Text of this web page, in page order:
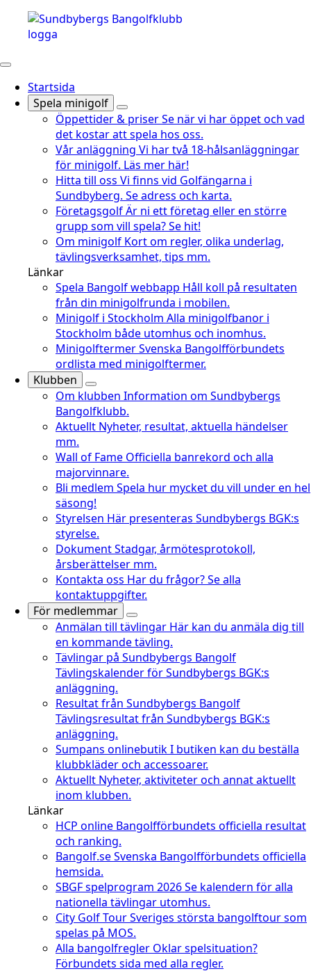
Startsida
Spela minigolf
Öppettider & priserSe när vi har öppet och vad
det kostar att spela hos oss.
Vår anläggning Vi har två 18-hålsanläggningar
för minigolf. Läs mer här!
Hitta till oss Vi finns vid Golfängarna i
Sundbyberg. Se adress och karta.
FöretagsgolfÄr ni ett företag eller en större
grupp som vill spela? Se hit!
Om minigolf Kort om regler, olika underlag,
tävlingsverksamhet, tips mm.
Länkar
Spela Bangolf webbapp Håll koll på resultaten
från din minigolfrunda i mobilen.
Minigolf i Stockholm Alla minigolfbanor i
Stockholm både utomhus och inomhus.
MinigolftermerSvenska Bangolfförbundets
ordlista med minigolftermer.
Klubben
Om klubben Information om Sundbybergs
Bangolfklubb.
Aktuellt Nyheter, resultat, aktuella händelser
mm.
Wall of Fame Officiella banrekord och alla
majorvinnare.
Bli medlem Spela hur mycket du vill under en hel
säsong!
Styrelsen Här presenteras Sundbybergs BGK:s
styrelse.
DokumentStadgar, årmötesprotokoll,
årsberättelser mm.
Kontakta oss Har du frågor? Se alla
kontaktuppgifter.
För medlemmar
Anmälan till tävlingar Här kan du anmäla dig till
en kommande tävling.
Tävlingar på Sundbybergs Bangolf
Tävlingskalender för Sundbybergs BGK:s
anläggning.
Resultat från Sundbybergs Bangolf
Tävlingsresultat från Sundbybergs BGK:s
anläggning.
Sumpans onlinebutikI butiken kan du beställa
klubbkläder och accessoarer.
Aktuellt Nyheter, aktiviteter och annat aktuellt
inom klubben.
Länkar
HCP online Bangolfförbundets officiella resultat
och ranking.
Bangolf.seSvenska Bangolfförbundets officiella
hemsida.
SBGF spelprogram 2026Se kalendern för alla
nationella tävlingar utomhus.
City Golf TourSveriges största bangolftour som
spelas på MOS.
Alla bangolfregler Oklar spelsituation?
Förbundets sida med alla regler.